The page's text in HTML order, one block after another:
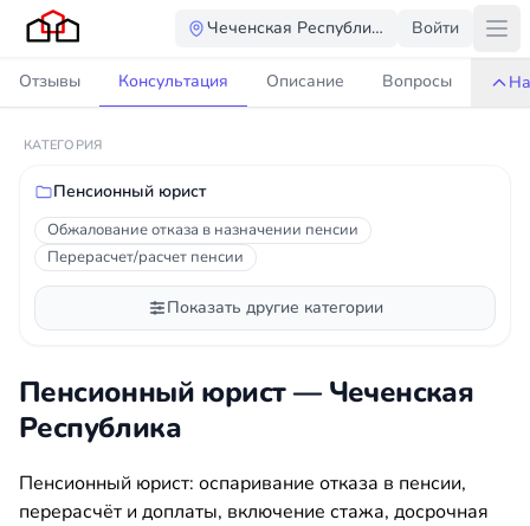
Чеченская Республика Войти
Отзывы Консультация Описание Вопросы
КАТЕГОРИЯ
Пенсионный юрист
Обжалование отказа в назначении пенсии
Перерасчет/расчет пенсии
Показать другие категории
Пенсионный юрист — Чеченская
Республика
Пенсионный юрист: оспаривание отказа в пенсии,
перерасчёт и доплаты, включение стажа, досрочная